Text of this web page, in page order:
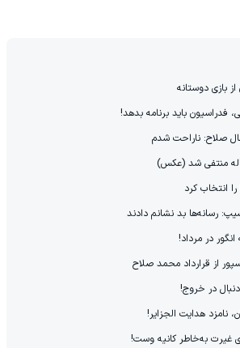
بازی دوستانه
فدراسیون باید برنامه بدهد!
صلاح: ناراحت شدم
انتخاب کرد
رسانه‌ها بد نشانم دادند
در مرداد!
از قرارداد محمد صلاح
در خروج!
نامزد هدایت الجزایر!